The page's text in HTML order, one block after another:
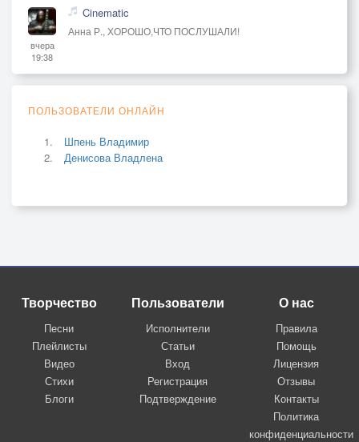
вчера
19:38
Cinematic
Анна Р., ХОРОШО,ЧТО ПОСЛУШАЛИ!
ПОЛЬЗОВАТЕЛИ ОНЛАЙН
Шпень Владимир
Денисова Владлена
Творчество
Песни
Плейлисты
Видео
Стихи
Блоги
Пользователи
Исполнители
Статьи
Вход
Регистрация
Подтверждение
О нас
Правила
Помощь
Лицензия
Отзывы
Контакты
Политика
конфиденциальности